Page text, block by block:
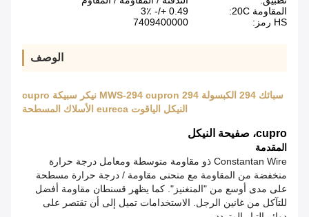
المقاومة 20C:
0.49 +/- 3٪
HS رمز:
7409400000
الوصف
سبائك 294 الكبسولة 294 MWS-294 cupron نيكر سبيكة cupro
النيكل الياقوت eureca الأسلاك المسطحة
cupro، صفيحة النيكل
المقدمة
Constantan Wire ذو مقاومة متوسطة ومعامل درجة حرارة
منخفضة من المقاومة مع منحنى مقاومة / درجة حرارة مسطحة
على مدى أوسع من "المنغنيز". كما يظهر قسنطان مقاومة أفضل
للتآكل من غانين الرجل. الاستخدامات تميل إلى أن تقتصر على